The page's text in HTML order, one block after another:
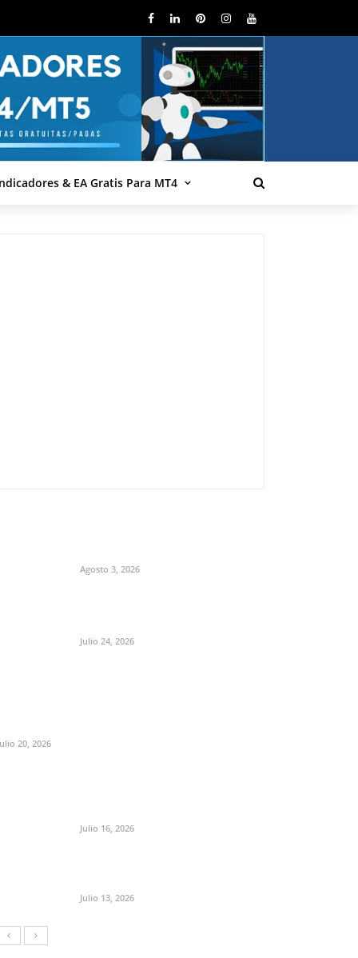
& EA Gratis Para MT4
Agosto 3, 2026
Julio 24, 2026
20, 2026
Julio 16, 2026
Julio 13, 2026